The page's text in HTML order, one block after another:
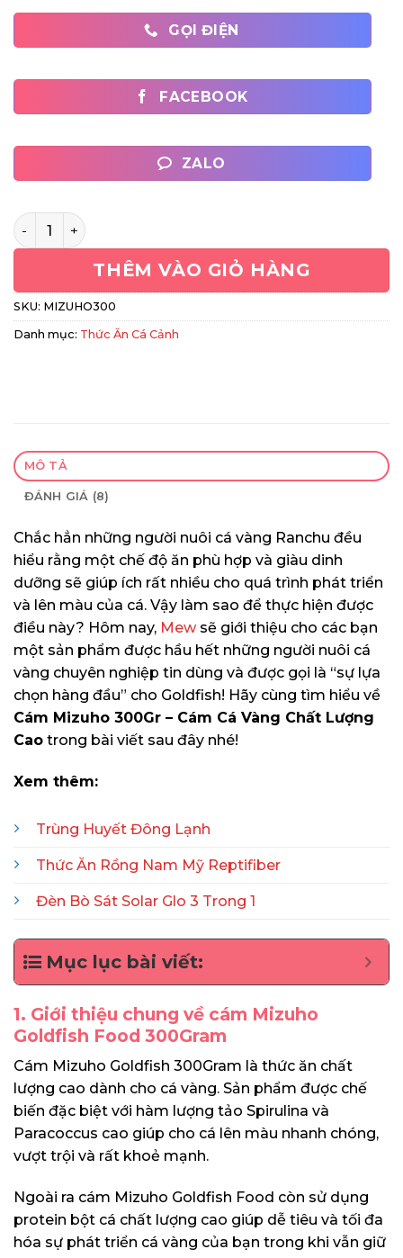
GỌI ĐIỆN
FACEBOOK
ZALO
Cám Mizuho Goldfish 300Gr Nhập Khẩu Nhật Bản -
THÊM VÀO GIỎ HÀNG
SKU: MIZUHO300
Danh mục: Thức Ăn Cá Cảnh
MÔ TẢ
ĐÁNH GIÁ (8)
Chắc hẳn những người nuôi cá vàng Ranchu đều
hiểu rằng một chế độ ăn phù hợp và giàu dinh
dưỡng sẽ giúp ích rất nhiều cho quá trình phát triển
và lên màu của cá. Vậy làm sao để thực hiện được
điều này? Hôm nay, Mew sẽ giới thiệu cho các bạn
một sản phẩm được hầu hết những người nuôi cá
vàng chuyên nghiệp tin dùng và được gọi là “sự lựa
chọn hàng đầu” cho Goldfish! Hãy cùng tìm hiểu về
Cám Mizuho 300Gr – Cám Cá Vàng Chất Lượng
Cao trong bài viết sau đây nhé!
Xem thêm:
Trùng Huyết Đông Lạnh
Thức Ăn Rồng Nam Mỹ Reptifiber
Đèn Bò Sát Solar Glo 3 Trong 1
Mục lục bài viết:
1. Giới thiệu chung về cám Mizuho
Goldfish Food 300Gram
Cám Mizuho Goldfish 300Gram là thức ăn chất
lượng cao dành cho cá vàng. Sản phẩm được chế
biến đặc biệt với hàm lượng tảo Spirulina và
Paracoccus cao giúp cho cá lên màu nhanh chóng,
vượt trội và rất khoẻ mạnh.
Ngoài ra cám Mizuho Goldfish Food còn sử dụng
protein bột cá chất lượng cao giúp dễ tiêu và tối đa
hóa sự phát triển cá vàng của bạn trong khi vẫn giữ